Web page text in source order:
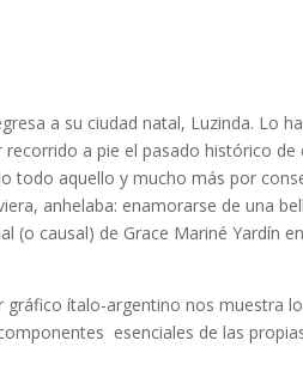
a su ciudad natal, Luzinda. Lo
a pie el pasado histórico
todo aquello y mucho más por
anhelaba: enamorarse de una
(o causal) de Grace Mariné Yardín
gráfico ítalo-argentino nos muestra
esenciales de las